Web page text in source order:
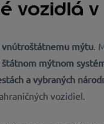
vozidlá v
vnútroštátnemu mýtu .
mýtnom
a vybraných
vozidiel.